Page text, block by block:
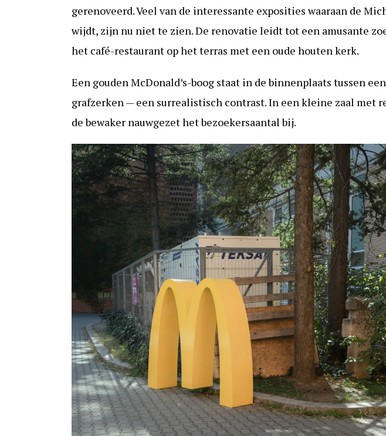
gerenoveerd. Veel van de interessante exposities waaraan de
wijdt, zijn nu niet te zien. De renovatie leidt tot een amusante
het café-restaurant op het terras met een oude houten kerk.
Een gouden McDonald’s-boog staat in de binnenplaats tussen
grafzerken — een surrealistisch contrast. In een kleine zaal met
de bewaker nauwgezet het bezoekersaantal bij.